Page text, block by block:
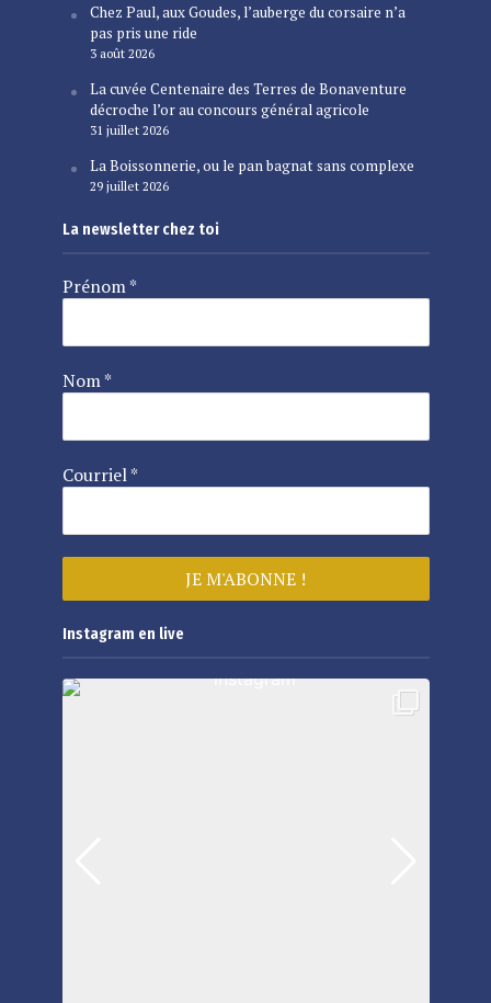
Chez Paul, aux Goudes, l’auberge du corsaire n’a
pas pris une ride
3 août 2026
La cuvée Centenaire des Terres de Bonaventure
décroche l’or au concours général agricole
31 juillet 2026
La Boissonnerie, ou le pan bagnat sans complexe
29 juillet 2026
La newsletter chez toi
Prénom*
Nom*
Courriel*
Instagram en live